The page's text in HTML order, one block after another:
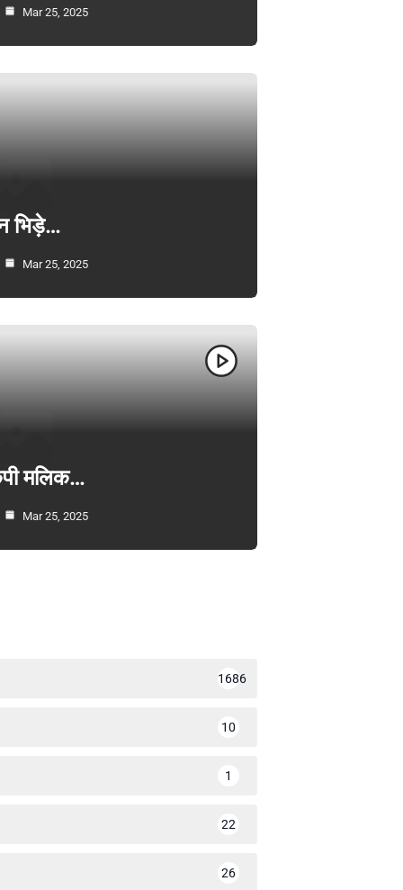
Mar 25, 2025
भिड़े…
Mar 25, 2025
मलिक…
Mar 25, 2025
1686
10
1
22
26